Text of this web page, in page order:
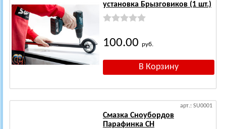
установка Брызговиков (1 шт.)
100.00 руб.
арт.: SU0001
Смазка Сноубордов
Парафинка CH